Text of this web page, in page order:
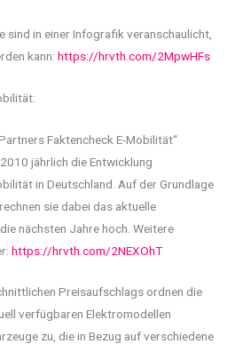
sind in einer Infografik veranschaulicht,
kann:https://hrvth.com/2MpwHFs
Faktencheck E-Mobilität“
jährlich die Entwicklung
in Deutschland. Auf der Grundlage
sie dabei das aktuelle
nächsten Jahre hoch. Weitere
https://hrvth.com/2NEXOhT
Preisaufschlags ordnen die
verfügbaren Elektromodellen
zu, die in Bezug auf verschiedene